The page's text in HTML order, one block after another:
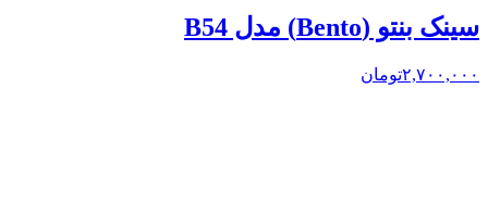
سینک بنتو (Bento) مدل B54
۲,۷۰۰,۰۰۰تومان